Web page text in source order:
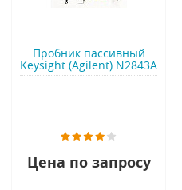
Пробник пассивный
Keysight (Agilent) N2843A
Цена по запросу